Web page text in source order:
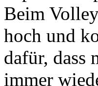
Beim
hoch und
dafür, dass
immer